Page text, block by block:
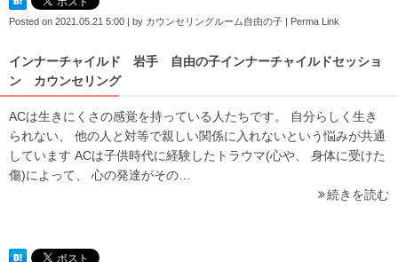
Posted on 2021.05.21 5:00 | by カウンセリングルーム自由の子 | Perma Link
インナーチャイルド 岩手 自由の子インナーチャイルドセッショ
ン カウンセリング
ACは生きにくさの感覚を持っている人たちです。 自分らしく生き
られない、 他の人と対等で親しい関係に入れないという悩みが共通
しています ACは子供時代に経験したトラウマ(心や、 身体に受けた
傷)によって、 心の発達がその…
続きを読む